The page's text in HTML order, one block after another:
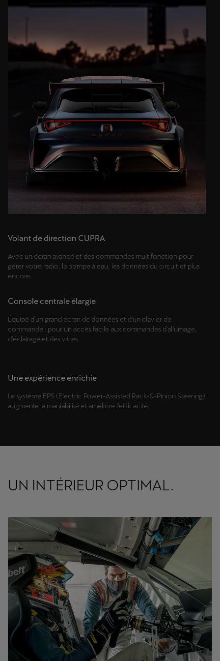
Volant de direction CUPRA
Avec un écran avancé et des commandes multifonction pour
gérer votre radio, la pompe à eau, les données du circuit et plus
encore.
Console centrale élargie
Équipé d'un grand écran de données et d'un clavier de
commande : pour un accès facile aux commandes d'allumage,
d’éclairage et des vitres.
Une expérience enrichie
Le système EPS (Electric Power-Assisted Rack-&-Pinion Steering)
augmente la maniabilité et améliore l’efficacité.
UN INTÉRIEUR OPTIMAL.